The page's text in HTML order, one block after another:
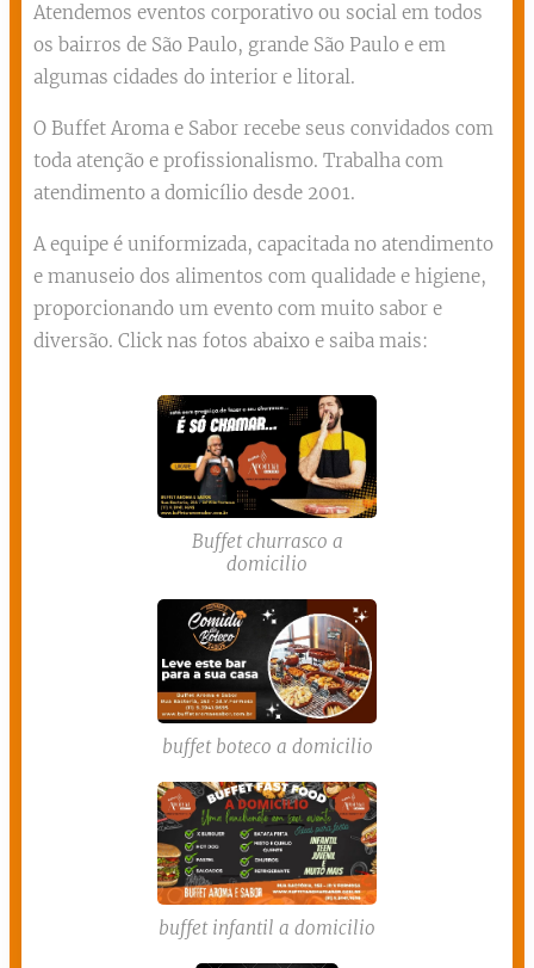
Atendemos eventos corporativo ou social em todos
os bairros de São Paulo, grande São Paulo e em
algumas cidades do interior e litoral.
O Buffet Aroma e Sabor recebe seus convidados com
toda atenção e profissionalismo. Trabalha com
atendimento a domicílio desde 2001.
A equipe é uniformizada, capacitada no atendimento
e manuseio dos alimentos com qualidade e higiene,
proporcionando um evento com muito sabor e
diversão. Click nas fotos abaixo e saiba mais:
Buffet churrasco a
domicilio
buffet boteco a domicilio
buffet infantil a domicilio